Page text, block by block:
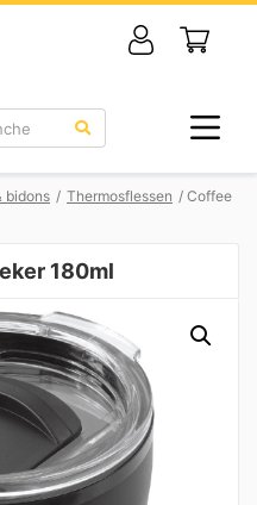
bidons / Thermosflessen / Coffee
180ml